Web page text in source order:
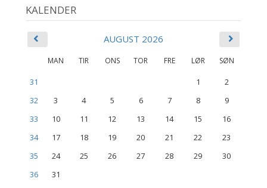
KALENDER
AUGUST 2026
MAN TIR ONS TOR FRE LØR SØN
31 1
2
32
3 4 5 6 7 8
9
33
10 11 12 13 14 15
16
34
17 18 19 20 21 22
23
35
24 25 26 27 28 29
30
36
31